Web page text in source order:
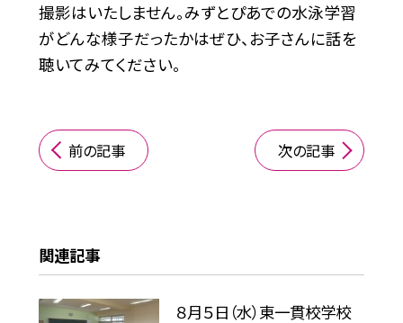
撮影はいたしません。みずとぴあでの水泳学習
がどんな様子だったかはぜひ、お子さんに話を
聴いてみてください。
前の記事 次の記事
関連記事
８月５日（水）東一貫校学校